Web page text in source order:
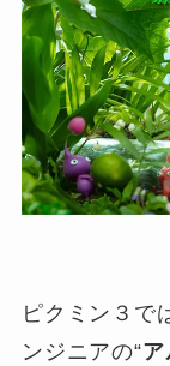
ピクミン３で
ンジニアの“ア